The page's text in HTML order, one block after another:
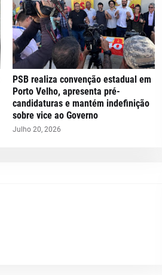
PSB realiza convenção estadual em
Porto Velho, apresenta pré-
candidaturas e mantém indefinição
sobre vice ao Governo
Julho 20, 2026